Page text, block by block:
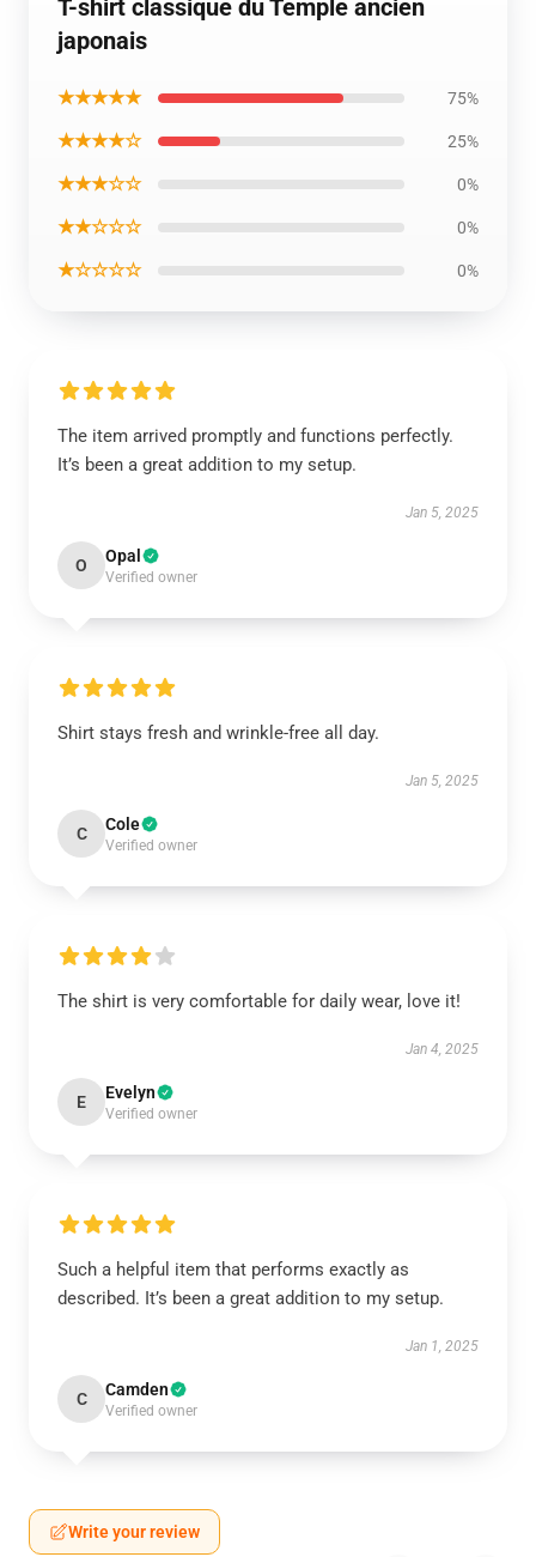
T-shirt classique du Temple ancien
japonais
★★★★★ 75%
★★★★☆ 25%
★★★☆☆ 0%
★★☆☆☆ 0%
★☆☆☆☆ 0%
The item arrived promptly and functions perfectly.
It’s been a great addition to my setup.
Jan 5, 2025
O Opal
Verified owner
Shirt stays fresh and wrinkle-free all day.
Jan 5, 2025
C Cole
Verified owner
The shirt is very comfortable for daily wear, love it!
Jan 4, 2025
E Evelyn
Verified owner
Such a helpful item that performs exactly as
described. It’s been a great addition to my setup.
Jan 1, 2025
C Camden
Verified owner
Write your review